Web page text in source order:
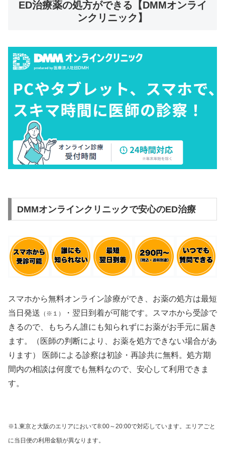
ED治療薬の処方ができる【DMMオンライ
ンクリニック】
DMMオンラインクリニックで安心のED治療
スマホから無料オンライン診療ができ、お薬の処方は最短
当日発送 （※１）
・翌日到着が可能です。スマホから受診で
きるので、もちろん誰にも知られずにお薬がお手元に届き
ます。（医師の判断により、お薬を処方できない場合があ
ります） 医師による診察は初診・再診共に無料。処方期
間内の相談は何度でも無料なので、安心して利用できま
す。
※1.東京と大阪のエリアにおいて8:00～20:00で対応しています。エリアごと
に当日便の利用金額が異なります。